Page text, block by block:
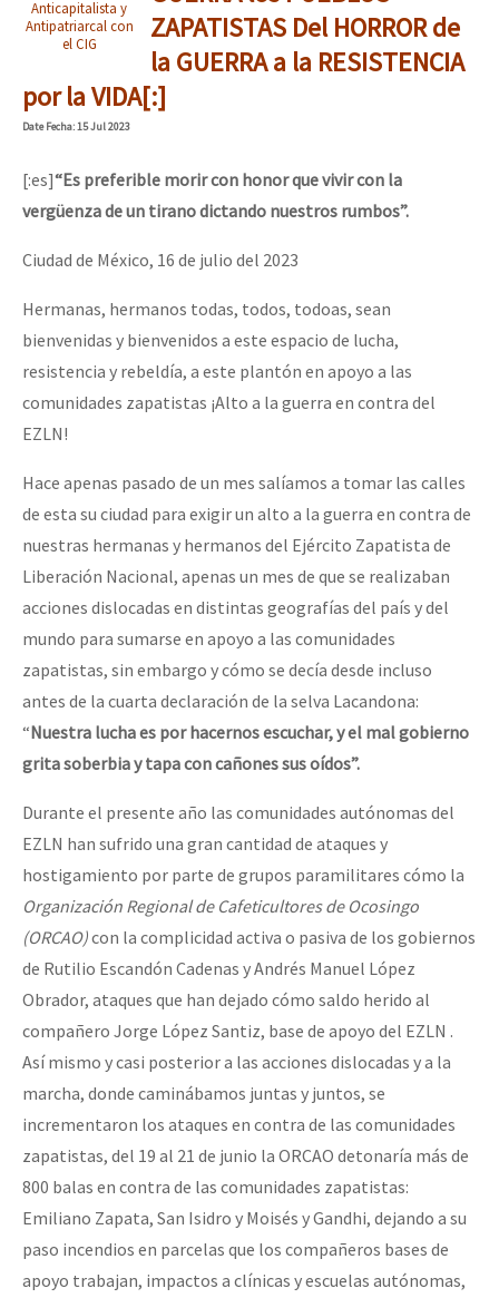
Anticapitalista y
Antipatriarcal con
el CIG
ZAPATISTAS Del HORROR de
la GUERRA a la RESISTENCIA
por la VIDA[:]
DateFecha: 15 Jul 2023
[:es]“Es preferible morir con honor que vivir con la
vergüenza deun tirano dictando nuestros rumbos”.
Ciudad de México, 16 de julio del 2023
Hermanas, hermanos todas, todos, todoas, sean
bienvenidas y bienvenidos a este espacio de lucha,
resistencia y rebeldía, a este plantón en apoyo a las
comunidades zapatistas ¡Alto a la guerra en contra del
EZLN!
Hace apenas pasado de un mes salíamos a tomar las calles
de esta su ciudad para exigir un alto a la guerra en contra de
nuestras hermanas y hermanos del Ejército Zapatista de
Liberación Nacional, apenas un mes de que se realizaban
acciones dislocadas en distintas geografías del país y del
mundo para sumarse en apoyo a las comunidades
zapatistas, sin embargo y cómo se decía desde incluso
antes de la cuarta declaración de la selva Lacandona:
“Nuestra lucha es por hacernos escuchar, y el mal gobierno
grita soberbia y tapa con cañones sus oídos”.
Durante el presente año las comunidades autónomas del
EZLN han sufrido una gran cantidad de ataques y
hostigamiento por parte de grupos paramilitares cómo la
Organización Regional de Cafeticultores de Ocosingo
(ORCAO)con la complicidad activa o pasiva de los gobiernos
de Rutilio Escandón Cadenas y Andrés Manuel López
Obrador, ataques que han dejado cómo saldo herido al
compañero Jorge López Santiz, base de apoyo del EZLN .
Así mismo y casi posterior a las acciones dislocadas y a la
marcha, donde caminábamos juntas y juntos, se
incrementaron los ataques en contra de las comunidades
zapatistas, del 19 al 21 de junio la ORCAO detonaría más de
800 balas en contra de las comunidades zapatistas:
Emiliano Zapata, San Isidro y Moisés y Gandhi, dejando a su
paso incendios en parcelas que los compañeros bases de
apoyo trabajan, impactos a clínicas y escuelas autónomas,